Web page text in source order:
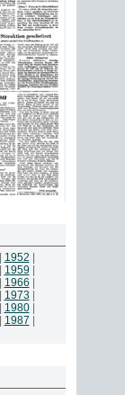
1952
1959
1966
1973
1980|
1987